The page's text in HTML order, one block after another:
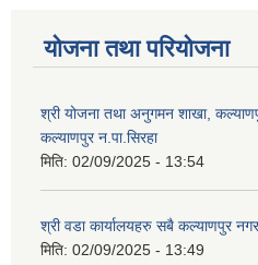
योजना तथा परियोजना
श्री योजना तथा अनुगमन शाखा,
कल्याणपुर न.पा.सिरहा
मिति: 02/09/2025 - 13:54
श्री वडा कार्यालयहरु सबै कल्याणपुर
मिति: 02/09/2025 - 13:49